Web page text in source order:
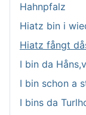
Hahnpfalz
Hiatz bin i
Hiatz fångt
I bin da
I bin schon a
I bins da